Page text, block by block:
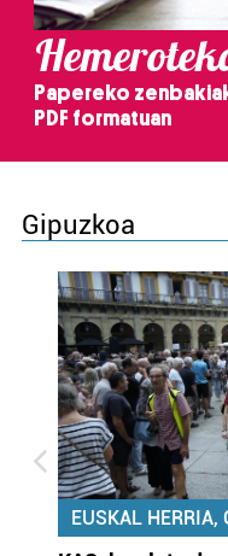
Papereko
PDF formatuan
Gipuzkoa
EUSKAL HERRIA,